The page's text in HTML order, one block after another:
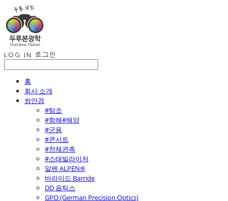
LOG IN 로그인
홈
회사 소개
쌍안경
#탐조
#항해#해양
#군용
#콘서트
#천체관측
#스태빌라이저
알펜 ALPEN®
바라이드 Barride
DD 옵틱스
GPO (German Precision Optics)